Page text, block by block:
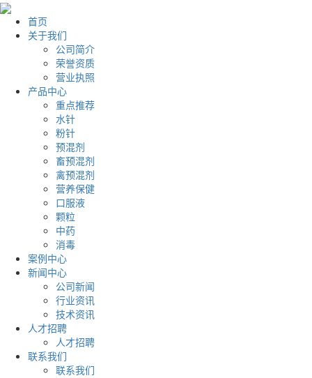
首页
关于我们
公司简介
荣誉资质
营业执照
产品中心
重点推荐
水针
粉针
预混剂
畜预混剂
禽预混剂
营养保健
口服液
颗粒
中药
消毒
案例中心
新闻中心
公司新闻
行业资讯
技术资讯
人才招聘
人才招聘
联系我们
联系我们